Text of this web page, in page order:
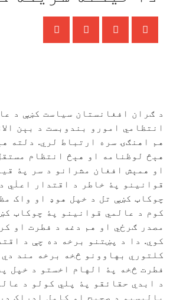
د ګران افغانستان سياست کښې د
انتظامي امورو بندوبست د بېن
هم اهنګۍ سره ارتباط لري. دلته
هېڅ لوظنامه او هېڅ انتظام
او همېش افغان مشرانو د سر پۀ
قوانينو پۀ خاطر د اقتدار اعلٰي
چوکاټ کښې تل د خپل هوډ او واک
کوم د عالمي قوانينو پۀ چوکاټ
مصدر ګرځي او هم دغه د فطرت او
کوي. دا د پښتنو برخه ده چې د
کلتوري بهاوونو څخه برخه مند
فطرت څخه پۀ الهام اخستو د خپل
د ابدي حقائقو پۀ پلي کولو د
پاليسيو د صحيح او کامل ادراک